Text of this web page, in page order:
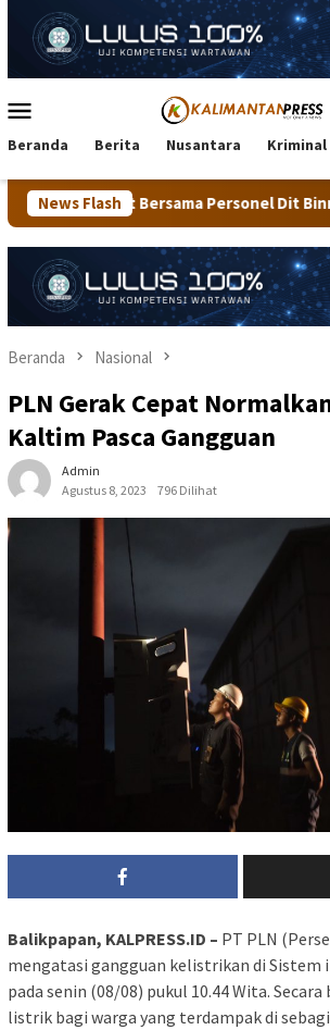
konten
Mobile
Beranda Berita Nusantara Kriminal
News Flash
Personel Dit Binmas Polda Kaltara
Beranda Nasional
PLN Gerak Cepat
Kaltim Pasca Gangguan
Admin
Agustus 8, 2023
796 Dilihat
Balikpapan, KALPRESS.ID – PT PLN
mengatasi gangguan kelistrikan di
pada senin (08/08) pukul 10.44 Wita.
listrik bagi warga yang terdampak di